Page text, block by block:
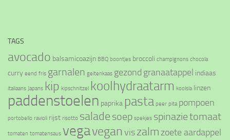
TAGS
avocado balsamicoazijn BBQ boontjes broccoli champignons chocola
curry eend fris garnalen geitenkaas gezond granaatappel indiaas
italiaans Japans kip kipschnitzel koolhydraatarm koolsla linzen
paddenstoelen paprika pasta peer pita pompoen
portobello ravioli rijst risotto salade soep spekjes spinazietomaat
tomaten tomatensaus vegavegan vis zalm zoete aardappel